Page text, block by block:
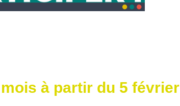
à partir du 5 février